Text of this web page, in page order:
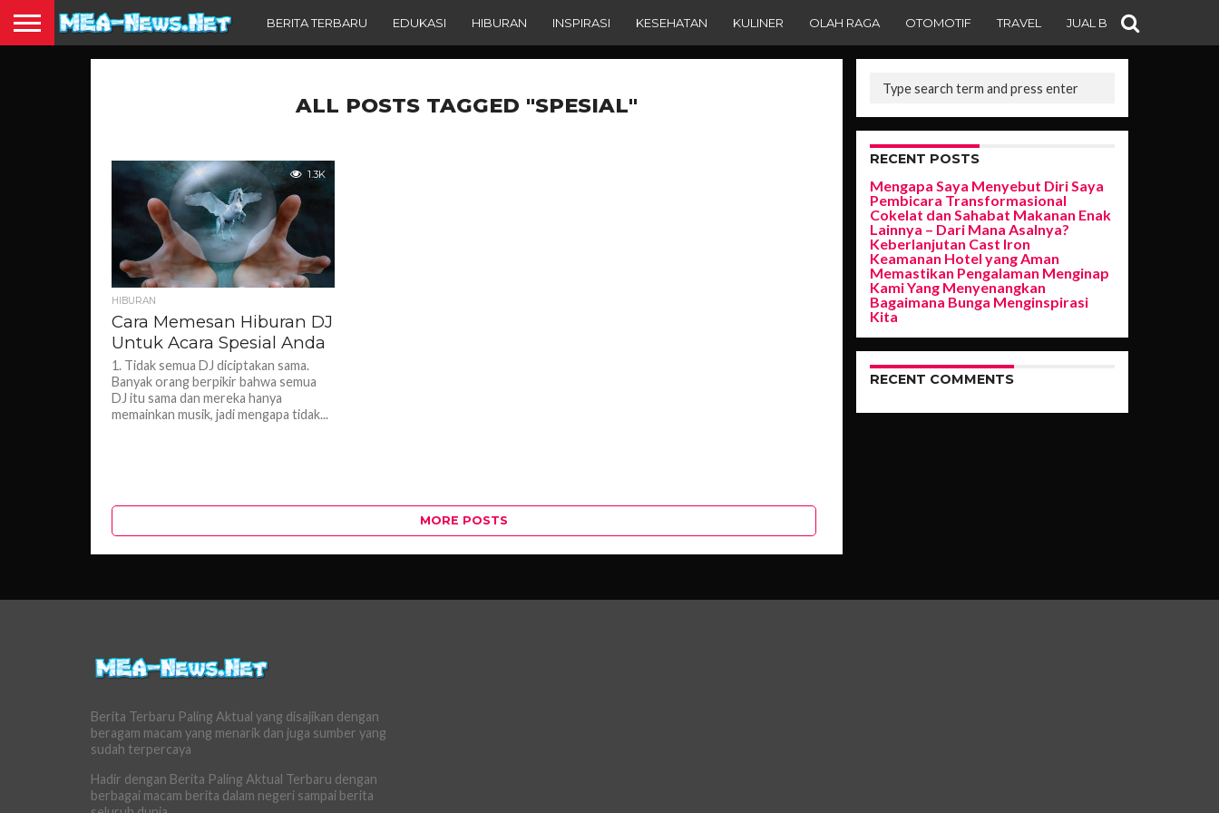
BERITA TERBARU EDUKASI HIBURAN INSPIRASI KESEHATAN KULINER OLAH RAGA OTOMOTIF TRAVEL JUAL BELI
ALL POSTS TAGGED "SPESIAL"
1.3K
HIBURAN
Cara Memesan Hiburan DJ
Untuk Acara Spesial Anda
1. Tidak semua DJ diciptakan sama.
Banyak orang berpikir bahwa semua
DJ itu sama dan mereka hanya
memainkan musik, jadi mengapa tidak...
MORE POSTS
RECENT POSTS
Mengapa Saya Menyebut Diri Saya
Pembicara Transformasional
Cokelat dan Sahabat Makanan Enak
Lainnya – Dari Mana Asalnya?
Keberlanjutan Cast Iron
Keamanan Hotel yang Aman
Memastikan Pengalaman Menginap
Kami Yang Menyenangkan
Bagaimana Bunga Menginspirasi
Kita
RECENT COMMENTS
Berita Terbaru Paling Aktual yang disajikan dengan
beragam macam yang menarik dan juga sumber yang
sudah terpercaya
Hadir dengan Berita Paling Aktual Terbaru dengan
berbagai macam berita dalam negeri sampai berita